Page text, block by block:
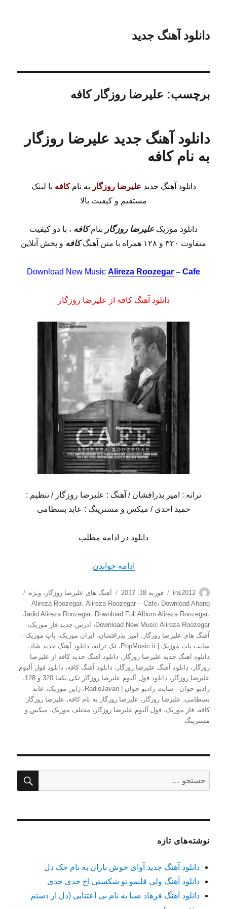
دانلود آهنگ جدید
برچسب: علیرضا روزگار کافه
دانلود آهنگ جدید علیرضا روزگار
به نام کافه
دانلود آهنگ جدید علیرضا روزگار به نامکافه با لینک
مستقیم و کیفیت بالا
دانلود موزیک علیرضا روزگار بنامکافه ، با دو کیفیت
متفاوت ۳۲۰ و ۱۲۸ همراه با متن آهنگ
کافه و پخش آنلاین
Download New Music Alireza Roozegar – Cafe
دانلود آهنگ کافه از علیرضا روزگار
ترانه : امیر بذرافشان / آهنگ : علیرضا روزگار / تنظیم :
حمید احدی / میکس و مسترینگ : عابد بسطامی
دانلود در ادامه مطلب
ادامه خواندن
نویسنده
ins2012
ارسال
شده
در
فوریه 18, 2017 دسته‌ها
آهنگ های علیرضا روزگار ،ویژه
Alireza Roozegar، Alireza Roozegar – Cafe، Download Ahang
Jadid Alireza Roozegar، Download Full Album Alireza Roozegar،
Download New Music Alireza Roozegar ، آدرس جدید فاز موزیک،
آهنگ های علیرضا روزگار ، امیر بذرافشان، ایران موزیک، پاپ موزیک -
سایت پاپ موزیک | PopMusic.ir
،تک ترانه، دانلود آهنگ جدید شاد،
دانلود آهنگ جدید علیرضا روزگار ، دانلود آهنگ جدید کافه از علیرضا
روزگار ، دانلود آهنگ علیرضا روزگار ، دانلود آهنگ کافه، دانلود فول آلبوم
علیرضا روزگار ، دانلود فول آلبوم علیرضا روزگار تکی یکجا 320 و 128
،
رادیو جوان - سایت رادیو جوان | RadioJavan
،ژاپن موزیک، عابد
بسطامی، علیرضا روزگار ، علیرضا روزگار به نام کافه، علیرضا روزگار
کافه،فاز موزیک،فول آلبوم علیرضا روزگار ، مختلف موزیک، میکس و
مسترینگ
برای:
نوشته‌های تازه
دانلود آهنگ جدید آوای خوش باران به نام حک دل
دانلود آهنگ ولی قلبمو تو شکستی اخ جدی جدی
دانلود آهنگ فرهاد صبا به نام بی اعتنایی (دل از دستم